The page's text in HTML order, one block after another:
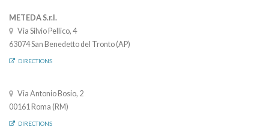
METEDA S.r.l.
Via Silvio Pellico, 4
63074 San Benedetto del Tronto (AP)
DIRECTIONS
Via Antonio Bosio, 2
00161 Roma (RM)
DIRECTIONS